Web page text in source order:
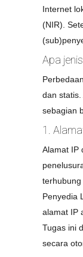
Internet
(NIR).
Apa
dan statis.
sebagian
1.
Alamat IP
Penyedia
alamat IP
Tugas ini
secara